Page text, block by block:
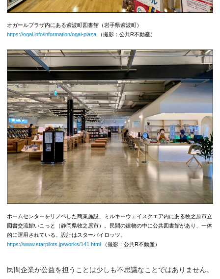
オガールプラザ内にある紫波町図書館（岩手県紫波町）
https://ogal.info/information/ogal-plaza （撮影：公共R不動産）
ホームセンターをリノベした商業施設、ミルキーウェイスクエア内にある牧之原市立
図書交流館いこっと（静岡県牧之原市）。民間の建物の中に公共図書館があり、一体
的に運用されている。設計はスターパイロッツ。
https://www.starpilots.jp/works/141.html （撮影：公共R不動産）
民間企業が公益を担うことは少しも不思議なことではありません。